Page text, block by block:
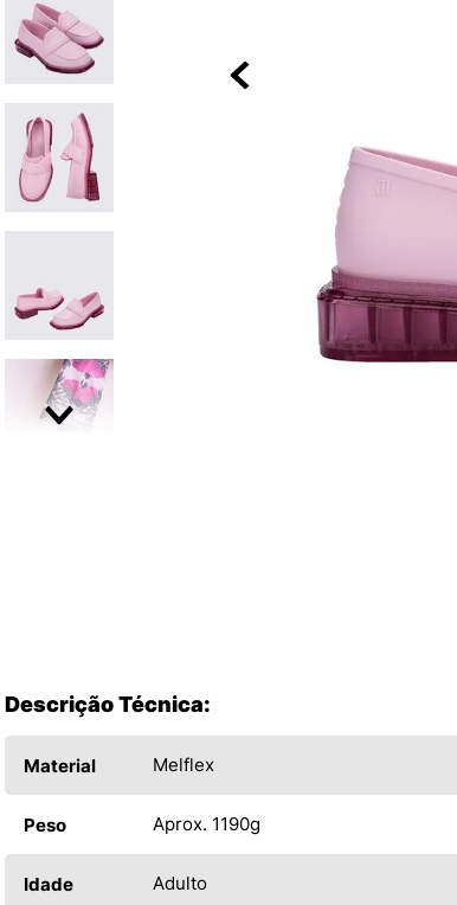
Descrição Técnica:
Material Melflex
Peso Aprox. 1190g
Idade Adulto